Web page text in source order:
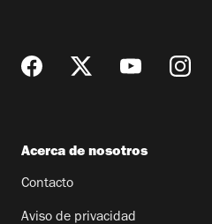
Acerca de nosotros
Contacto
Aviso de privacidad